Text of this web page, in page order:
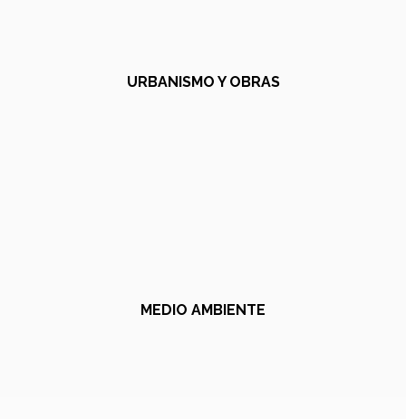
URBANISMO Y OBRAS
MEDIO AMBIENTE